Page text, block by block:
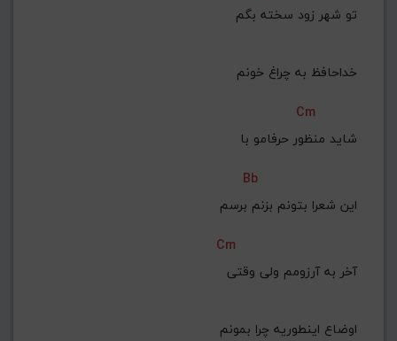
تو شهر زود سخته بگم
خداحافظ به چراغ خونم
Cm
شاید منظور حرفامو با
Bb
این شعرا بتونم بزنم برسم
Cm
آخر به آرزومم ولی وقتی
اوضاع اینطوریه چرا بمونم